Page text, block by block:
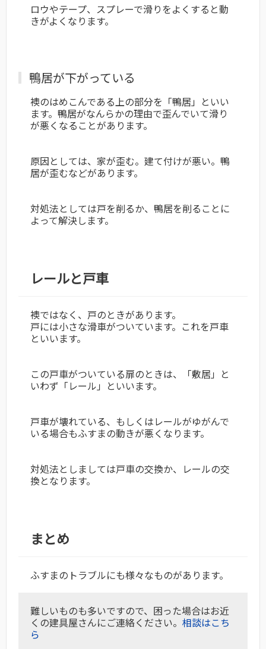
ロウやテープ、スプレーで滑りをよくすると動
きがよくなります。
鴨居が下がっている
襖のはめこんである上の部分を「鴨居」といい
ます。鴨居がなんらかの理由で歪んでいて滑り
が悪くなることがあります。
原因としては、家が歪む。建て付けが悪い。鴨
居が歪むなどがあります。
対処法としては戸を削るか、鴨居を削ることに
よって解決します。
レールと戸車
襖ではなく、戸のときがあります。
戸には小さな滑車がついています。これを戸車
といいます。
この戸車がついている扉のときは、「敷居」と
いわず「レール」といいます。
戸車が壊れている、もしくはレールがゆがんで
いる場合もふすまの動きが悪くなります。
対処法としましては戸車の交換か、レールの交
換となります。
まとめ
ふすまのトラブルにも様々なものがあります。
難しいものも多いですので、困った場合はお近
くの建具屋さんにご連絡ください。 相談はこち
ら